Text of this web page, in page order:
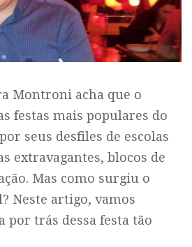
Montroni acha que o
festas mais populares do
seus desfiles de escolas
extravagantes, blocos de
Mas como surgiu o
Neste artigo, vamos
por trás dessa festa tão